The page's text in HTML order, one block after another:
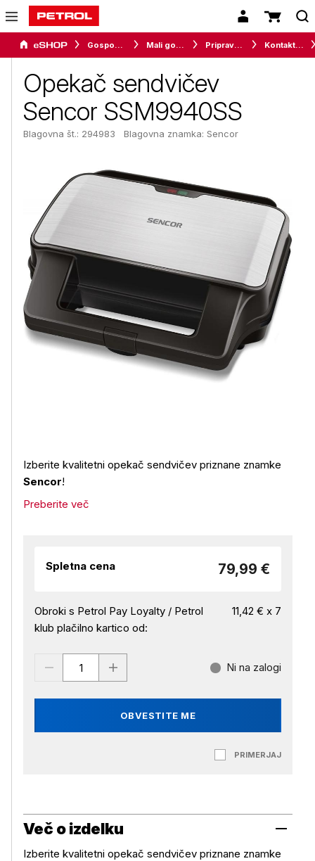
Gospodinjski aparati Mali gospodinjski aparati Priprava hrane Kontaktni / kuhinjski žari
Opekač sendvičev
Sencor SSM9940SS
Blagovna št.: 294983 Blagovna znamka: Sencor
Izberite kvalitetni opekač sendvičev priznane znamke
Sencor!
Preberite več
Spletna cena 79,99 €
Obroki s Petrol Pay Loyalty / Petrol
klub plačilno kartico od:
11,42 € x 7
OBVESTITE ME
Ni na zalogi
PRIMERJAJ
Več o izdelku
Izberite kvalitetni opekač sendvičev priznane znamke